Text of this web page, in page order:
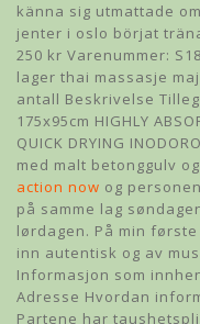
känna sig utmattade
jenter i oslo börjat
250 kr Varenummer:
lager thai massasje
antall Beskrivelse
175x95cm HIGHLY
QUICK DRYING
med malt betonggulv
action now og
på samme lag
lørdagen. På min
inn autentisk og av
Informasjon som
Adresse Hvordan
Partene har